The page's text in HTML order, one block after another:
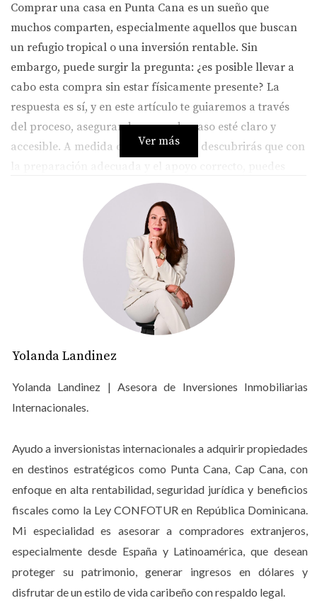
Comprar una casa en Punta Cana es un sueño que
muchos comparten, especialmente aquellos que buscan
un refugio tropical o una inversión rentable. Sin
embargo, puede surgir la pregunta: ¿es posible llevar a
cabo esta compra sin estar físicamente presente? La
respuesta es sí, y en este artículo te guiaremos a través
del proceso, asegurando que cada paso esté claro y
accesible. A medida que avancemos, descubrirás que con
la preparación adecuada y el apoyo correcto, puedes
adquirir tu hogar ideal en este hermoso destino caribeño
sin complicaciones.
CÓMO COMPRAR UNA CASA A
DISTANCIA
Investigación Inicial
Antes de lanzarte a la compra de una propiedad, es
crucial realizar una investigación exhaustiva. Comienza
apartamento frente al mar o una villa más privada?
Investiga las diferentes áreas de Punta Cana para
recursos en línea como sitios web de bienes raíces y foros
de expatriados donde puedes obtener opiniones de
personas que ya viven allí.
Elegir un Agente Inmobiliario
Contar con un agente inmobiliario confiable es
fundamental cuando compras a distancia. Busca un
profesional con experiencia en el mercado local y
Ver más
Yolanda Landinez
Yolanda Landinez | Asesora de Inversiones Inmobiliarias
Internacionales.
Ayudo a inversionistas internacionales a adquirir propiedades
en destinos estratégicos como Punta Cana, Cap Cana, con
enfoque en alta rentabilidad, seguridad jurídica y beneficios
fiscales como la Ley CONFOTUR en República Dominicana.
Mi especialidad es asesorar a compradores extranjeros,
especialmente desde España y Latinoamérica, que desean
proteger su patrimonio, generar ingresos en dólares y
disfrutar de un estilo de vida caribeño con respaldo legal.